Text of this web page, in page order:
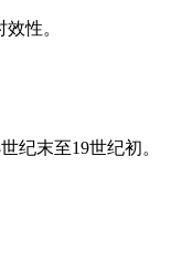
性。
纪末至19世纪初。